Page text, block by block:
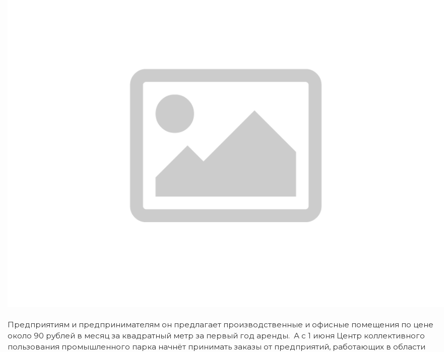
Предприятиям и предпринимателям он предлагает производственные и офисные помещения по цене
около 90 рублей в месяц за квадратный метр за первый год аренды. А с 1 июня Центр коллективного
пользования промышленного парка начнёт принимать заказы от предприятий, работающих в области